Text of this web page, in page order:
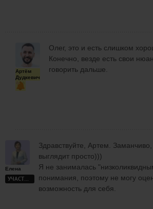
Артём
Дудкевич
Олег, это и есть слишком
Конечно, везде есть свои
говорить дальше.
Елена
УЧАСТНИК
Здравствуйте, Артем.
выглядит просто)))
Я не занималась
понимания, поэтому не могу
возможность для себя.